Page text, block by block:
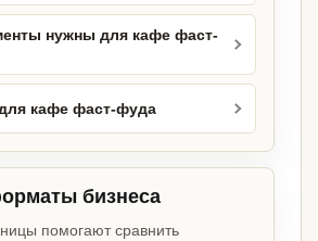
нужны для кафе фаст-
кафе фаст-фуда
бизнеса
помогают сравнить